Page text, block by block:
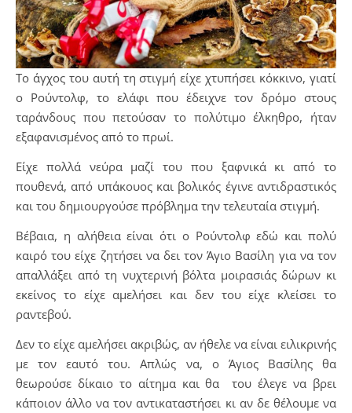
Το άγχος του αυτή τη στιγμή είχε χτυπήσει κόκκινο, γιατί
ο Ρούντολφ, το ελάφι που έδειχνε τον δρόμο στους
ταράνδους που πετούσαν το πολύτιμο έλκηθρο, ήταν
εξαφανισμένος από το πρωί.
Είχε πολλά νεύρα μαζί του που ξαφνικά κι από το
πουθενά, από υπάκουος και βολικός έγινε αντιδραστικός
και του δημιουργούσε πρόβλημα την τελευταία στιγμή.
Βέβαια, η αλήθεια είναι ότι ο Ρούντολφ εδώ και πολύ
καιρό του είχε ζητήσει να δει τον Άγιο Βασίλη για να τον
απαλλάξει από τη νυχτερινή βόλτα μοιρασιάς δώρων κι
εκείνος το είχε αμελήσει και δεν του είχε κλείσει το
ραντεβού.
Δεν το είχε αμελήσει ακριβώς, αν ήθελε να είναι ειλικρινής
με τον εαυτό του. Απλώς να, ο Άγιος Βασίλης θα
θεωρούσε δίκαιο το αίτημα και θα του έλεγε να βρει
κάποιον άλλο να τον αντικαταστήσει κι αν δε θέλουμε να